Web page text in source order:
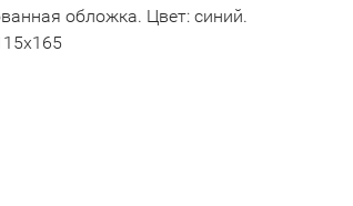
обложка. Цвет: синий.